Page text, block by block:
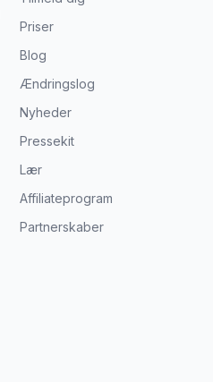
Priser
Blog
Ændringslog
Nyheder
Pressekit
Lær
Affiliateprogram
Partnerskaber